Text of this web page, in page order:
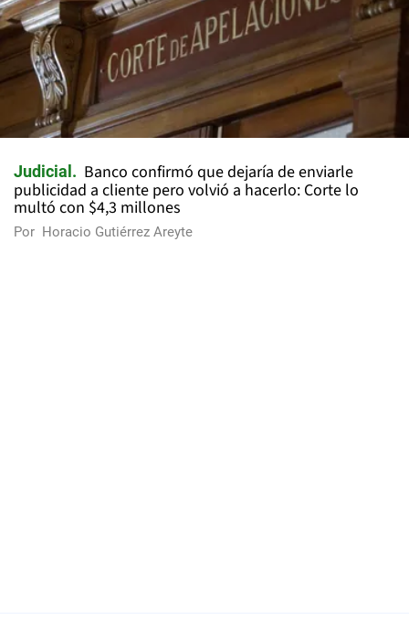
Judicial
Banco confirmó que dejaría de enviarle
publicidad a cliente pero volvió a hacerlo: Corte lo
multó con $4,3 millones
Por Horacio Gutiérrez Areyte